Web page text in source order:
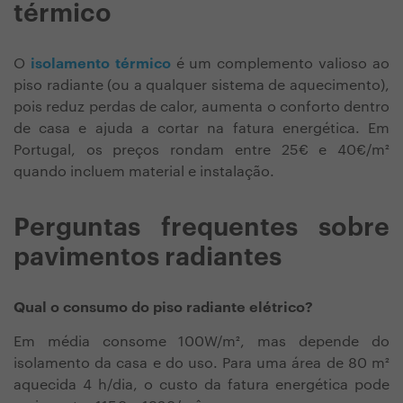
térmico
O isolamento térmicoé um complemento valioso ao
piso radiante (ou a qualquer sistema de aquecimento),
pois reduz perdas de calor, aumenta o conforto dentro
de casa e ajuda a cortar na fatura energética. Em
Portugal, os preços rondam entre 25€ e 40€/m²
quando incluem material e instalação.
Perguntas frequentes sobre
pavimentos radiantes
Qual o consumo do piso radiante elétrico?
Em média consome 100W/m², mas depende do
isolamento da casa e do uso. Para uma área de 80 m²
aquecida 4 h/dia, o custo da fatura energética pode